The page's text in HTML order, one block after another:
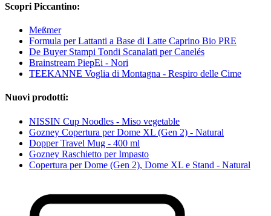
Scopri Piccantino:
Meßmer
Formula per Lattanti a Base di Latte Caprino Bio PRE
De Buyer Stampi Tondi Scanalati per Canelés
Brainstream PiepEi - Nori
TEEKANNE Voglia di Montagna - Respiro delle Cime
Nuovi prodotti:
NISSIN Cup Noodles - Miso vegetable
Gozney Copertura per Dome XL (Gen 2) - Natural
Dopper Travel Mug - 400 ml
Gozney Raschietto per Impasto
Copertura per Dome (Gen 2), Dome XL e Stand - Natural